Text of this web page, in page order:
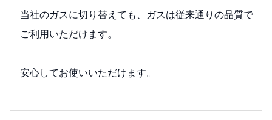
当社のガスに切り替えても、ガスは従来通りの品質で
ご利用いただけます。
安心してお使いいただけます。